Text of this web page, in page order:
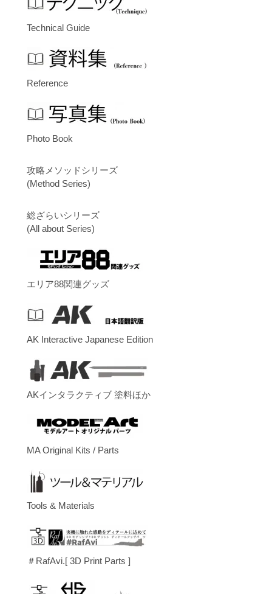
Technical Guide
Reference
Photo Book
攻略メソッドシリーズ
(Method Series)
総ざらいシリーズ
(All about Series)
エリア88関連グッズ
AK Interactive Japanese Edition
AKインタラクティブ 塗料ほか
MA Original Kits / Parts
Tools & Materials
＃RafAvi.[ 3D Print Parts ]